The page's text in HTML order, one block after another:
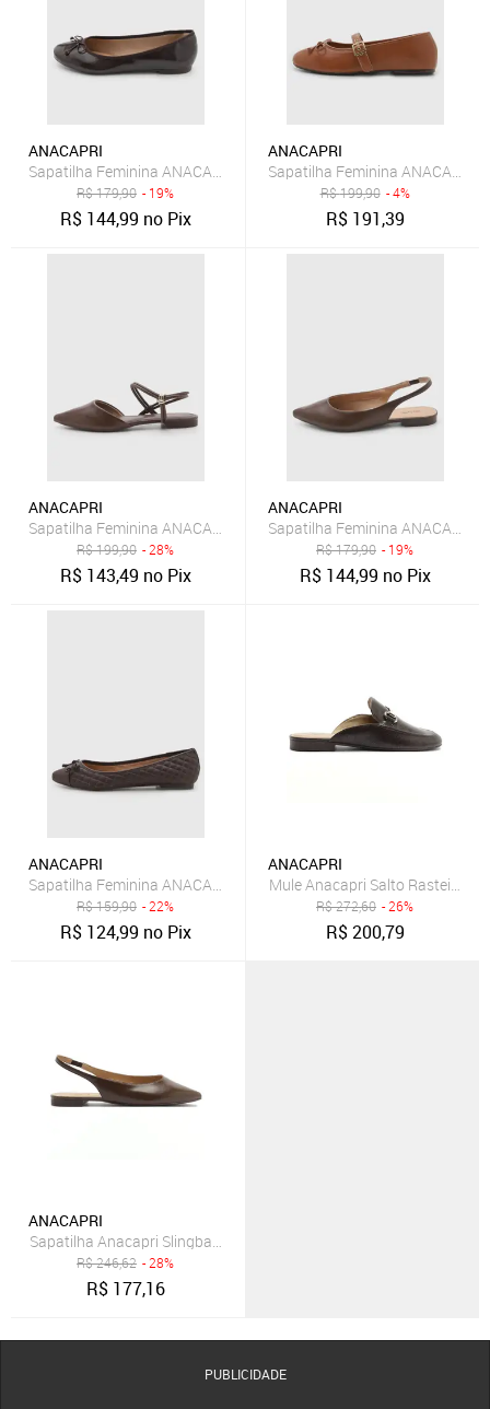
ANACAPRI
Sapatilha Feminina ANACAPRI Bico Arredondado Marrom
R$179,90 - 19%
R$ 144,99 no Pix
ANACAPRI
Sapatilha Feminina ANACAPRI
R$199,90 - 4%
R$ 191,39
ANACAPRI
Sapatilha Feminina ANACAPRI Tiras Cruzadas Marrom
R$199,90 - 28%
R$ 143,49 no Pix
ANACAPRI
Sapatilha Feminina ANACAPRI
R$179,90 - 19%
R$ 144,99 no Pix
ANACAPRI
Sapatilha Feminina ANACAPRI Detalhe Laço Marrom
R$159,90 - 22%
R$ 124,99 no Pix
ANACAPRI
Mule Anacapri Salto Rasteiro
R$272,60 - 26%
R$200,79
ANACAPRI
Sapatilha Anacapri Slingback Marrom Feminino
R$246,62 - 28%
R$ 177,16
PUBLICIDADE